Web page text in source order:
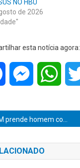
NO HBU
de 2026
esta notícia agora:
Facebook Messenger
homem com mais de 300 porções de drogas durante patrulhamento no bairro Primavera, em Marília